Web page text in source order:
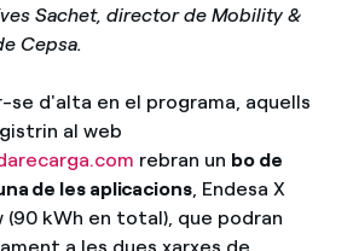
Sachet, director de Mobility &
Cepsa.
se d'alta en el programa, aquells
al web
rebran un bo de
de les aplicacions, Endesa X
(90 kWh en total), que podran
a les dues xarxes de